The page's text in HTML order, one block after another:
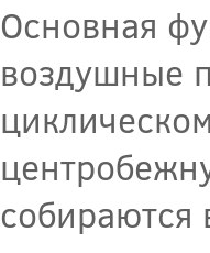
Основная
воздушные
собираются